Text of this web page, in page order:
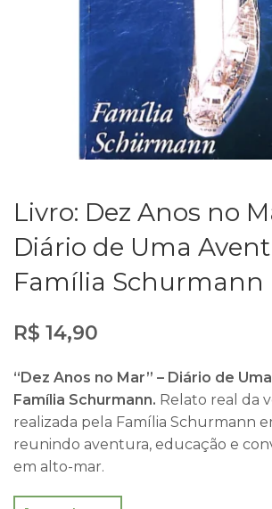
Livro: Dez Anos no
Diário de Uma
Família Schurmann
R$ 14,90
“Dez Anos no Mar” – Diário de
Família Schurmann. Relato real da
realizada pela Família Schurmann
reunindo aventura, educação e
em alto-mar.